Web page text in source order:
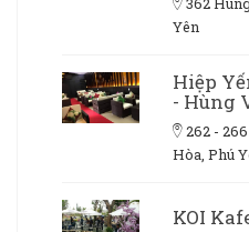
Yên
Hiệp
- Hùng
262 -
Hòa, Phú
KOI